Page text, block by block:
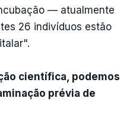
— atualmente
26 indivíduos estão
científica, podemos
prévia de